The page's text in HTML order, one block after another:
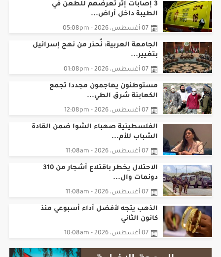
3 إصابات إثر تعرضهم للطعن في
الطيبة داخل أراض...
07 أغسطس، 2026 - 05:08pm
الجامعة العربية: نُحذر من نهج إسرائيل
بتغيير...
07 أغسطس، 2026 - 01:08pm
مستوطنون يهاجمون مجددا تجمع
الكعابنة شرق الطي...
07 أغسطس، 2026 - 12:08pm
الفلسطينية صهباء الشوا ضمن القادة
الشباب للأم...
07 أغسطس، 2026 - 11:08am
الاحتلال يخطر باقتلاع أشجار من 310
دونمات وال...
07 أغسطس، 2026 - 11:08am
الذهب يتجه لأفضل أداء أسبوعي منذ
كانون الثاني
07 أغسطس، 2026 - 10:08am